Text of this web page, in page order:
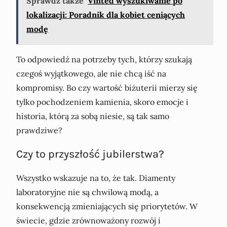
lokalizacji: Poradnik dla kobiet ceniących
modę
To odpowiedź na potrzeby tych, którzy szukają
czegoś wyjątkowego, ale nie chcą iść na
kompromisy. Bo czy wartość biżuterii mierzy się
tylko pochodzeniem kamienia, skoro emocje i
historia, którą za sobą niesie, są tak samo
prawdziwe?
Czy to przyszłość jubilerstwa?
Wszystko wskazuje na to, że tak. Diamenty
laboratoryjne nie są chwilową modą, a
konsekwencją zmieniających się priorytetów. W
świecie, gdzie zrównoważony rozwój i